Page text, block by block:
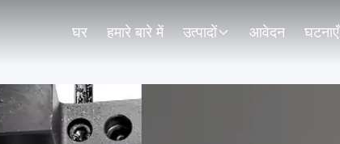
घर हमारे बारे में उत्पादों आवेदन घटनाएँ